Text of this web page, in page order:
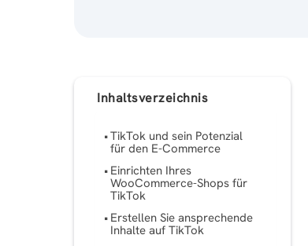
Inhaltsverzeichnis
TikTok und sein Potenzial
für den E-Commerce
Einrichten Ihres
WooCommerce-Shops für
TikTok
Erstellen Sie ansprechende
Inhalte auf TikTok